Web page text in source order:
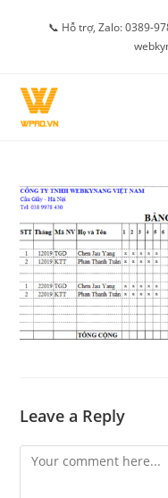
📞 Hỗ trợ, Zalo: 0389-
Leave a Reply
Comment